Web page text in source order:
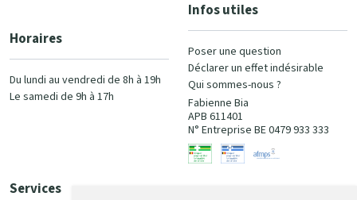
Horaires
Du lundi au vendredi de 8h à 19h
Le samedi de 9h à 17h
Infos utiles
Poser une question
Déclarer un effet indésirable
Qui sommes-nous ?
Fabienne Bia
APB 611401
N° Entreprise BE 0479 933 333
Services